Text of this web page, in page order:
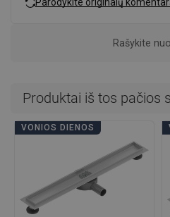
Rašykite
Produktai iš tos pačios
VONIOS DIENOS